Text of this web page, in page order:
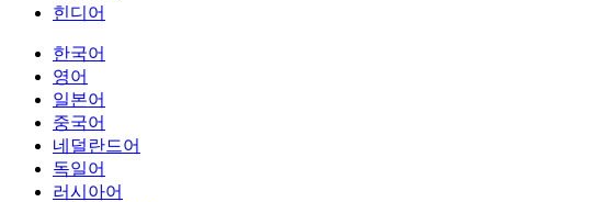
힌디어
한국어
영어
일본어
중국어
네덜란드어
독일어
러시아어